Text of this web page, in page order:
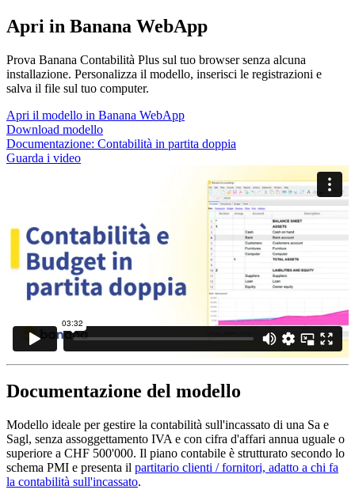
Apri in Banana WebApp
Prova Banana Contabilità Plus sul tuo browser senza alcuna
installazione. Personalizza il modello, inserisci le registrazioni e
salva il file sul tuo computer.
Apri il modello in Banana WebApp
Download modello
Documentazione: Contabilità in partita doppia
Guarda i video
Documentazione del modello
Modello ideale per gestire la contabilità sull'incassato di una Sa e
Sagl, senza assoggettamento IVA e con cifra d'affari annua uguale o
superiore a CHF 500'000. Il piano contabile è strutturato secondo lo
schema PMI e presenta il partitario clienti / fornitori, adatto a chi fa
la contabilità sull'incassato.